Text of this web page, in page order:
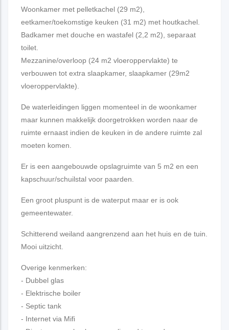
Woonkamer met pelletkachel (29 m2),
eetkamer/toekomstige keuken (31 m2) met houtkachel.
Badkamer met douche en wastafel (2,2 m2), separaat
toilet.
Mezzanine/overloop (24 m2 vloeroppervlakte) te
verbouwen tot extra slaapkamer, slaapkamer (29m2
vloeroppervlakte).
De waterleidingen liggen momenteel in de woonkamer
maar kunnen makkelijk doorgetrokken worden naar de
ruimte ernaast indien de keuken in de andere ruimte zal
moeten komen.
Er is een aangebouwde opslagruimte van 5 m2 en een
kapschuur/schuilstal voor paarden.
Een groot pluspunt is de waterput maar er is ook
gemeentewater.
Schitterend weiland aangrenzend aan het huis en de tuin.
Mooi uitzicht.
Overige kenmerken:
- Dubbel glas
- Elektrische boiler
- Septic tank
- Internet via Mifi